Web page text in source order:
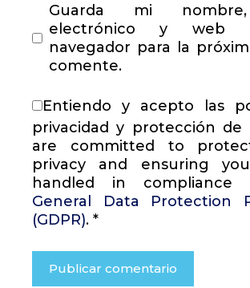
Guarda mi
electrónico y web
navegador para la
comente.
Entiendo y acepto las
privacidad y protección de
are committed to
privacy and ensuring
handled in
General Data Protection
(GDPR). *